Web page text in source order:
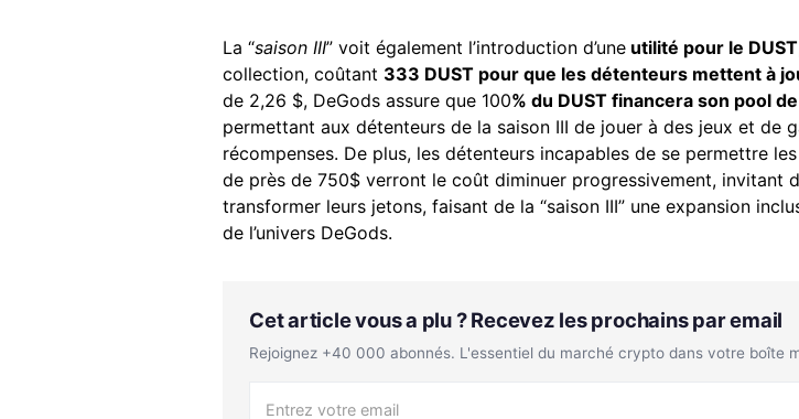
La “saison III” voit également l’introduction d’une utilité pour le DUST
collection, coûtant 333 DUST pour que les détenteurs mettent à
de 2,26 $, DeGods assure que 100% du DUST financera son pool
permettant aux détenteurs de la saison III de jouer à des jeux et de
récompenses. De plus, les détenteurs incapables de se permettre
de près de 750$ verront le coût diminuer progressivement, invitant
transformer leurs jetons, faisant de la “saison III” une expansion
de l’univers DeGods.
Cet article vous a plu ? Recevez les prochains par email
Rejoignez +40 000 abonnés. L'essentiel du marché crypto dans votre boîte